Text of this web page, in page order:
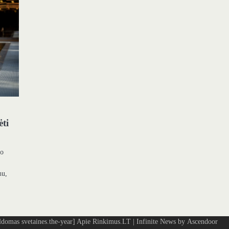
svetaines.the-year] Apie Rinkimus.LT| Infinite News by Ascendoor